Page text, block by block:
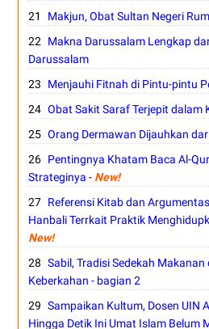
Makjun, Obat Sultan Negeri
Makna Darussalam Lengkap
Darussalam
Menjauhi Fitnah di Pintu-pintu
Obat Sakit Saraf Terjepit dalam
Orang Dermawan Dijauhkan
Pentingnya Khatam Baca Al-
Strateginya - New!
Referensi Kitab dan
Hanbali Terrkait Praktik
New!
Sabil, Tradisi Sedekah
Keberkahan - bagian 2
Sampaikan Kultum, Dosen UIN
Hingga Detik Ini Umat Islam Belum